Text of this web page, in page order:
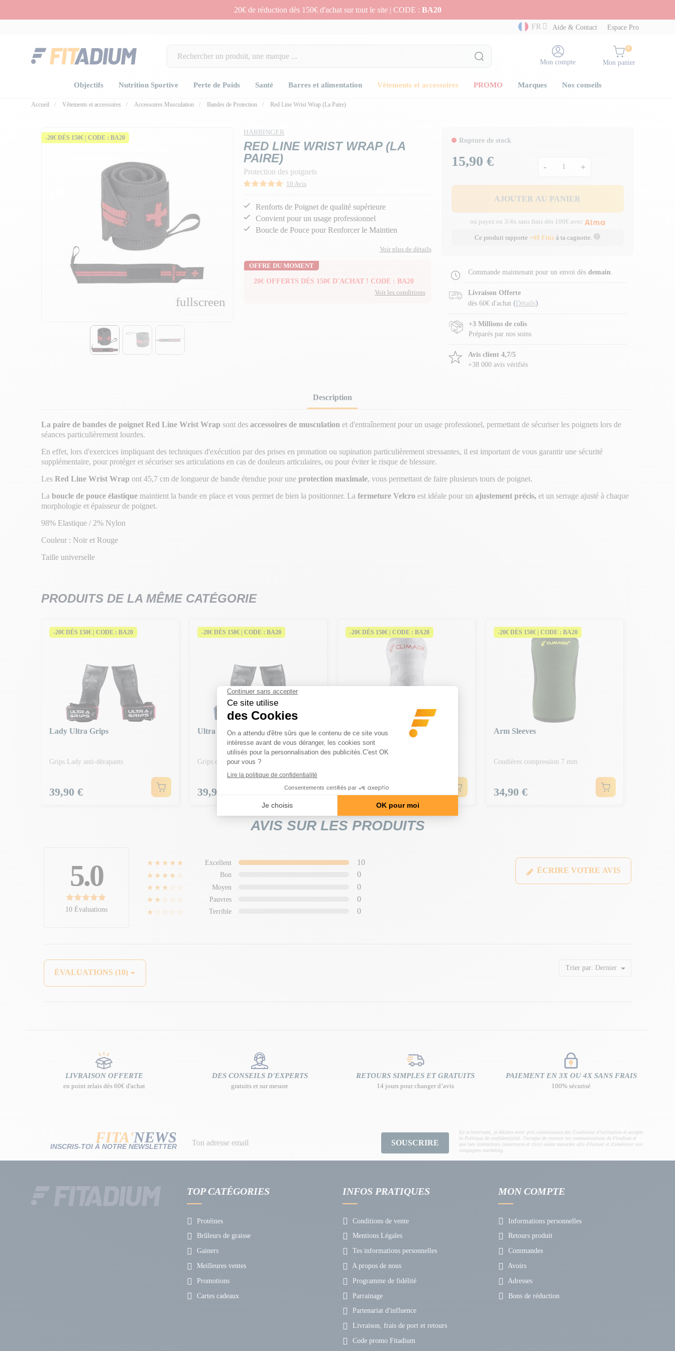
20€ de réduction dès 150€ d'achat sur tout le site | CODE : BA20
FR
Aide & Contact Espace Pro
Mon compte
0
Mon panier
Objectifs Nutrition Sportive Perte de Poids Santé Barres et alimentation Vêtements et accessoires PROMO Marques Nos conseils
Accueil Vêtements et accessoires Accessoires Musculation Bandes de Protection Red Line Wrist Wrap (La Paire)
-20€ DÈS 150€ | CODE : BA20
fullscreen
fullscreen
HARBINGER
RED LINE WRIST WRAP (LA
PAIRE)
Protection des poignets
10 Avis
Renforts de Poignet de qualité supérieure
Convient pour un usage professionnel
Boucle de Pouce pour Renforcer le Maintien
Voir plus de détails
OFFRE DU MOMENT
20€ OFFERTS DÈS 150€ D'ACHAT ! CODE : BA20
Voir les conditions
Rupture de stock
Prix
15,90 € - +
AJOUTER AU PANIER
ou payez en 3/4x sans frais dès 100€ avec
Ce produit rapporte +48 Fitiz à ta cagnotte.
Commande maintenant pour un envoi dès demain.
Livraison Offerte
dès 60€ d'achat ( Détails)
+3 Millions de colis
Préparés par nos soins
Avis client 4,7/5
+38 000 avis vérifiés
Description
La paire de bandes de poignet Red Line Wrist Wrap sont des accessoires de musculation et d'entraînement pour un usage professionel, permettant de sécuriser les poignets lors de
séances particulièrement lourdes.
En effet, lors d'exercices impliquant des techniques d'exécution par des prises en pronation ou supination particulièrement stressantes, il est important de vous garantir une sécurité
supplémentaire, pour protéger et sécuriser ses articulations en cas de douleurs articulaires, ou pour éviter le risque de blessure.
Les Red Line Wrist Wrap ont 45,7 cm de longueur de bande étendue pour une protection maximale, vous permettant de faire plusieurs tours de poignet.
La boucle de pouce élastique maintient la bande en place et vous permet de bien la positionner. La fermeture Velcro est idéale pour un ajustement précis, et un serrage ajusté à chaque
morphologie et épaisseur de poignet.
98% Elastique / 2% Nylon
Couleur : Noir et Rouge
Taille universelle
PRODUITS DE LA MÊME CATÉGORIE
-20€ DÈS 150€ | CODE : BA20
Lady Ultra Grips
Grips Lady anti-dérapants
Prix
39,90 €
-20€ DÈS 150€ | CODE : BA20
Ultra Grips
Grips de tirage robustes
Prix
39,90 €
-20€ DÈS 150€ | CODE : BA20
Knee Sleeves
Prix
34,90 €
-20€ DÈS 150€ | CODE : BA20
Arm Sleeves
Coudières compression 7 mm
Prix
34,90 €
AVIS SUR LES PRODUITS
5.0
10 Évaluations
★★★★★ Excellent
10
★★★★☆
Bon
0
★★★☆☆
Moyen
0
★★☆☆☆
Pauvres
0
★☆☆☆☆
Terrible 0
ÉCRIRE VOTRE AVIS
ÉVALUATIONS (10)
Trier par: Dernier
LIVRAISON OFFERTE
en point relais dès 60€ d'achat
DES CONSEILS D'EXPERTS
gratuits et sur mesure
RETOURS SIMPLES ET GRATUITS
14 jours pour changer d’avis
PAIEMENT EN 3X OU 4X SANS FRAIS
100% sécurisé
FITA'NEWS
INSCRIS-TOI À NOTRE NEWSLETTER SOUSCRIRE
En m'inscrivant, je déclare avoir pris connaissance des Conditions d’utilisation et accepte
la Politique de confidentialité. J'accepte de recevoir les communications de Fitadium et
que mes interactions (ouvertures et clics) soient mesurées afin d'évaluer et d'améliorer nos
campagnes marketing.
TOP CATÉGORIES
Protéines
Brûleurs de graisse
Gainers
Meilleures ventes
Promotions
Cartes cadeaux
INFOS PRATIQUES
Conditions de vente
Mentions Légales
Tes informations personnelles
A propos de nous
Programme de fidélité
Parrainage
Partenariat d'influence
Livraison, frais de port et retours
Code promo Fitadium
MON COMPTE
Informations personnelles
Retours produit
Commandes
Avoirs
Adresses
Bons de réduction